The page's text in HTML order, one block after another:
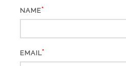
NAME*
EMAIL*